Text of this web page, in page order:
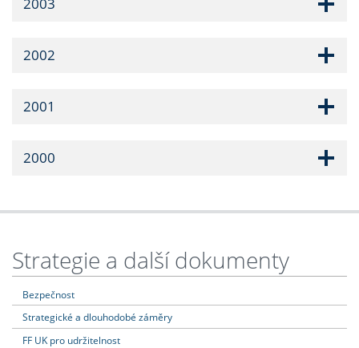
2003
2002
2001
2000
Strategie a další dokumenty
Bezpečnost
Strategické a dlouhodobé záměry
FF UK pro udržitelnost